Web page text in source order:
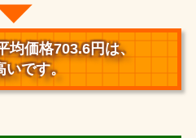
均価格703.6円は、
いです。